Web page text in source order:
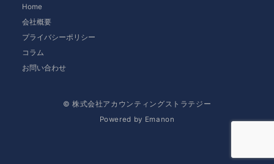
Home
会社概要
プライバシーポリシー
コラム
お問い合わせ
© 株式会社アカウンティングストラテジー
Powered by Emanon